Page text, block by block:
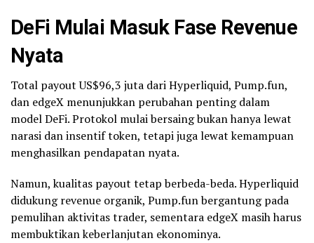
DeFi Mulai Masuk Fase Revenue
Nyata
Total payout US$96,3 juta dari Hyperliquid, Pump.fun,
dan edgeX menunjukkan perubahan penting dalam
model DeFi. Protokol mulai bersaing bukan hanya lewat
narasi dan insentif token, tetapi juga lewat kemampuan
menghasilkan pendapatan nyata.
Namun, kualitas payout tetap berbeda-beda. Hyperliquid
didukung revenue organik, Pump.fun bergantung pada
pemulihan aktivitas trader, sementara edgeX masih harus
membuktikan keberlanjutan ekonominya.